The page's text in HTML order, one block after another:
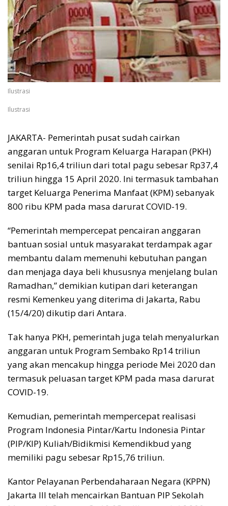
Ilustrasi
Ilustrasi
JAKARTA- Pemerintah pusat sudah cairkan
anggaran untuk Program Keluarga Harapan (PKH)
senilai Rp16,4 triliun dari total pagu sebesar Rp37,4
triliun hingga 15 April 2020. Ini termasuk tambahan
target Keluarga Penerima Manfaat (KPM) sebanyak
800 ribu KPM pada masa darurat COVID-19.
“Pemerintah mempercepat pencairan anggaran
bantuan sosial untuk masyarakat terdampak agar
membantu dalam memenuhi kebutuhan pangan
dan menjaga daya beli khususnya menjelang bulan
Ramadhan,” demikian kutipan dari keterangan
resmi Kemenkeu yang diterima di Jakarta, Rabu
(15/4/20) dikutip dari Antara.
Tak hanya PKH, pemerintah juga telah menyalurkan
anggaran untuk Program Sembako Rp14 triliun
yang akan mencakup hingga periode Mei 2020 dan
termasuk peluasan target KPM pada masa darurat
COVID-19.
Kemudian, pemerintah mempercepat realisasi
Program Indonesia Pintar/Kartu Indonesia Pintar
(PIP/KIP) Kuliah/Bidikmisi Kemendikbud yang
memiliki pagu sebesar Rp15,76 triliun.
Kantor Pelayanan Perbendaharaan Negara (KPPN)
Jakarta III telah mencairkan Bantuan PIP Sekolah